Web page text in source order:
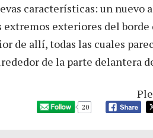
características: un nuevo
exteriores del borde
de allí, todas las cuales
de la parte delantera
20